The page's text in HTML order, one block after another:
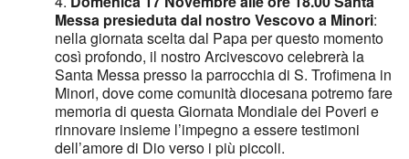
Messa presieduta dal nostro Vescovo a Minori:
nella giornata scelta dal Papa per questo momento
così profondo, il nostro Arcivescovo celebrerà la
Santa Messa presso la parrocchia di S. Trofimena in
Minori, dove come comunità diocesana potremo fare
memoria di questa Giornata Mondiale dei Poveri e
rinnovare insieme l’impegno a essere testimoni
dell’amore di Dio verso i più piccoli.